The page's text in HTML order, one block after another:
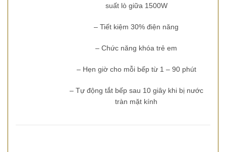
suất lò giữa 1500W
– Tiết kiệm 30% điện năng
– Chức năng khóa trẻ em
– Hẹn giờ cho mỗi bếp từ 1 – 90 phút
– Tự động tắt bếp sau 10 giây khi bị nước
tràn mặt kính